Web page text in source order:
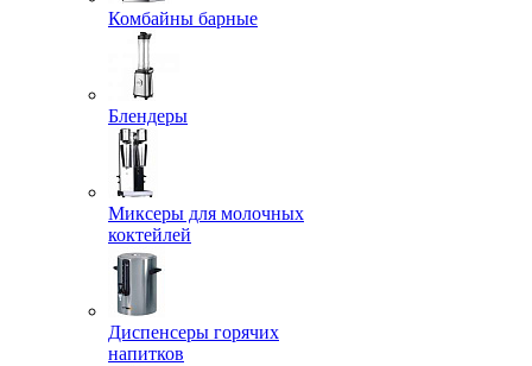
Комбайны барные
Блендеры
Миксеры для молочных
коктейлей
Диспенсеры горячих
напитков